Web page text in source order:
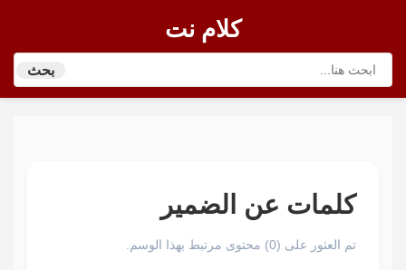
كلام نت
بحث
كلمات عن الضمير
تم العثور على (0) محتوى مرتبط بهذا الوسم.